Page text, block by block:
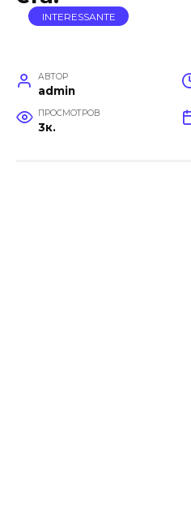
INTERESSANTE
АВТОР
admin
ПРОСМОТРОВ
3к.